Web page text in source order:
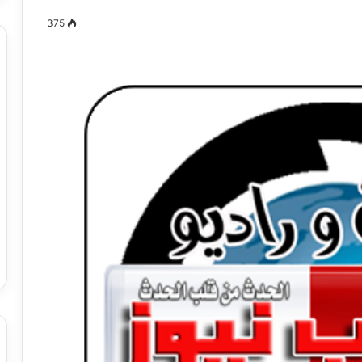
375
الدين …. يكتب
القرن 21
سيف
الدين
جديدمصطفى كامل سيف الدين …. يكتب
ميلاد جديد